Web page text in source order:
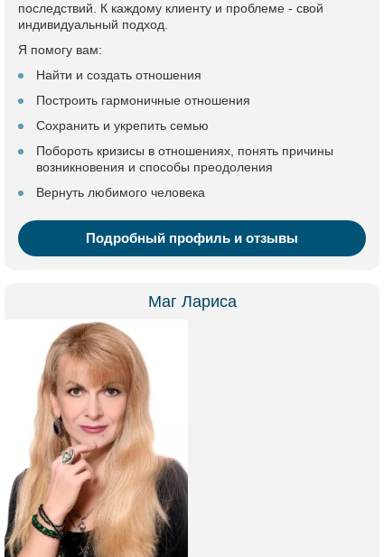
последствий. К каждому клиенту и проблеме - свой
индивидуальный подход.
Я помогу вам:
Найти и создать отношения
Построить гармоничные отношения
Сохранить и укрепить семью
Побороть кризисы в отношениях, понять причины
возникновения и способы преодоления
Вернуть любимого человека
Подробный профиль и отзывы
Маг Лариса